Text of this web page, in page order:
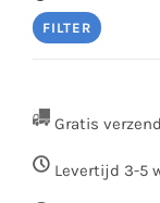
FILTER
Gratis
Levertijd 3-5